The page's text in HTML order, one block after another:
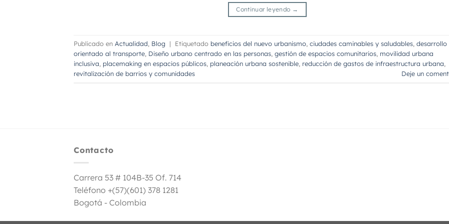
Continuar leyendo →
Publicado en Actualidad, Blog | Etiquetado beneficios del nuevo urbanismo, ciudades caminables y saludables, desarrollo
orientado al transporte, Diseño urbano centrado en las personas, gestión de espacios comunitarios, movilidad urbana
inclusiva, placemaking en espacios públicos, planeación urbana sostenible, reducción de gastos de infraestructura urbana,
revitalización de barrios y comunidades
Deje un
Contacto
Carrera 53 # 104B-35 Of. 714
Teléfono +(57)(601) 378 1281
Bogotá - Colombia